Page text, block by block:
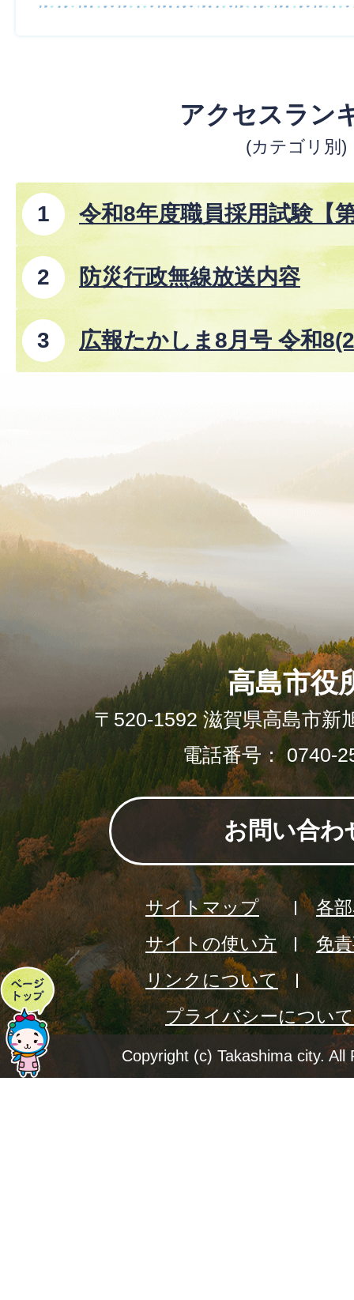
アクセスラン
(カテゴリ別)
令和8年度職員採用試験【
防災行政無線放送内容
広報たかしま8月号 令和
ペ
ー
ジ
高島市役
〒520-1592 滋賀県高島市新
電話番号： 0740-
お問い合わ
サイトマップ
各
サイトの使い方
免
リンクについて
プライバシーについて
Copyright (c) Takashima city. All